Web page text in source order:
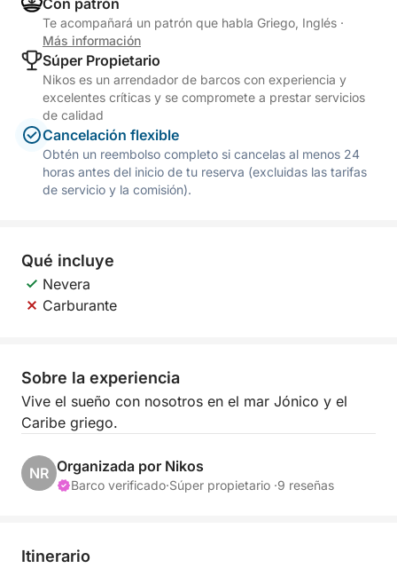
Con patrón
Te acompañará un patrón que habla Griego, Inglés ·
Más información
Súper Propietario
Nikos es un arrendador de barcos con experiencia y
excelentes críticas y se compromete a prestar servicios
de calidad
Cancelación flexible
Obtén un reembolso completo si cancelas al menos 24
horas antes del inicio de tu reserva (excluidas las tarifas
de servicio y la comisión).
Qué incluye
Nevera
Carburante
Sobre la experiencia
Vive el sueño con nosotros en el mar Jónico y el
Caribe griego.
NR Organizada por Nikos
Barco verificado·Súper propietario ·9 reseñas
Itinerario